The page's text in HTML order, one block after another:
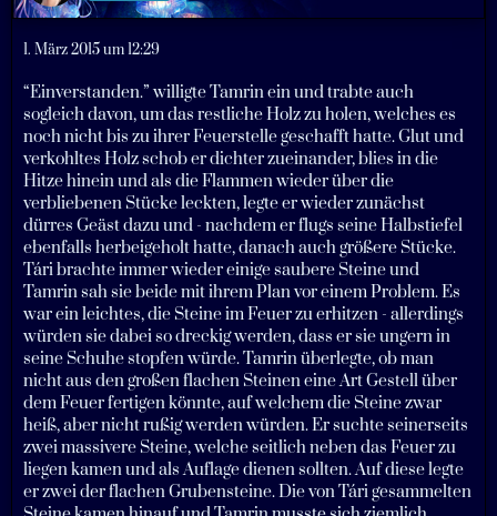
1. März 2015 um 12:29
“Einverstanden.” willigte Tamrin ein und trabte auch
sogleich davon, um das restliche Holz zu holen, welches es
noch nicht bis zu ihrer Feuerstelle geschafft hatte. Glut und
verkohltes Holz schob er dichter zueinander, blies in die
Hitze hinein und als die Flammen wieder über die
verbliebenen Stücke leckten, legte er wieder zunächst
dürres Geäst dazu und - nachdem er flugs seine Halbstiefel
ebenfalls herbeigeholt hatte, danach auch größere Stücke.
Tári brachte immer wieder einige saubere Steine und
Tamrin sah sie beide mit ihrem Plan vor einem Problem. Es
war ein leichtes, die Steine im Feuer zu erhitzen - allerdings
würden sie dabei so dreckig werden, dass er sie ungern in
seine Schuhe stopfen würde. Tamrin überlegte, ob man
nicht aus den großen flachen Steinen eine Art Gestell über
dem Feuer fertigen könnte, auf welchem die Steine zwar
heiß, aber nicht rußig werden würden. Er suchte seinerseits
zwei massivere Steine, welche seitlich neben das Feuer zu
liegen kamen und als Auflage dienen sollten. Auf diese legte
er zwei der flachen Grubensteine. Die von Tári gesammelten